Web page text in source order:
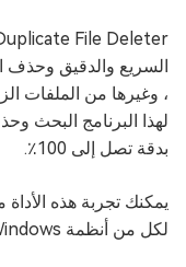
السريع والدقيق وحذف
لهذا البرنامج البحث
بدقة تصل إلى 100٪.
لكل من أنظمة Windows وMac.